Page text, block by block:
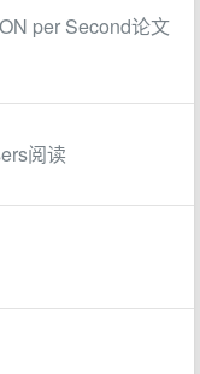
per Second论文
阅读